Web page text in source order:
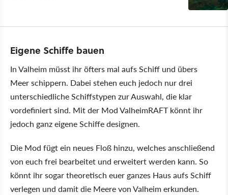
Eigene Schiffe bauen
In Valheim müsst ihr öfters mal aufs Schiff und übers
Meer schippern. Dabei stehen euch jedoch nur drei
unterschiedliche Schiffstypen zur Auswahl, die klar
vordefiniert sind. Mit der Mod ValheimRAFT könnt ihr
jedoch ganz eigene Schiffe designen.
Die Mod fügt ein neues Floß hinzu, welches anschließend
von euch frei bearbeitet und erweitert werden kann. So
könnt ihr sogar theoretisch euer ganzes Haus aufs Schiff
verlegen und damit die Meere von Valheim erkunden.